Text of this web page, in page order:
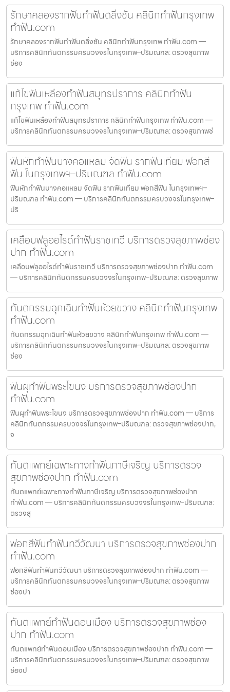
รักษาคลองรากฟันทำฟันตลิ่งชัน คลินิกทำฟันกรุงเทพ
ทำฟัน.com
รักษาคลองรากฟันทำฟันตลิ่งชัน คลินิกทำฟันกรุงเทพ ทำฟัน.com —
บริการคลินิกทันตกรรมครบวงจรในกรุงเทพ–ปริมณฑล: ตรวจสุขภาพ
ช่อง
แก้ไขฟันเหลืองทำฟันสมุทรปราการ คลินิกทำฟัน
กรุงเทพ ทำฟัน.com
แก้ไขฟันเหลืองทำฟันสมุทรปราการ คลินิกทำฟันกรุงเทพ ทำฟัน.com —
บริการคลินิกทันตกรรมครบวงจรในกรุงเทพ–ปริมณฑล: ตรวจสุขภาพช่
ฟันหักทำฟันบางคอแหลม จัดฟัน รากฟันเทียม ฟอกสี
ฟัน ในกรุงเทพฯ–ปริมณฑล ทำฟัน.com
ฟันหักทำฟันบางคอแหลม จัดฟัน รากฟันเทียม ฟอกสีฟัน ในกรุงเทพฯ–
ปริมณฑล ทำฟัน.com — บริการคลินิกทันตกรรมครบวงจรในกรุงเทพ–
ปริ
เคลือบฟลูออไรด์ทำฟันราชเทวี บริการตรวจสุขภาพช่อง
ปาก ทำฟัน.com
เคลือบฟลูออไรด์ทำฟันราชเทวี บริการตรวจสุขภาพช่องปาก ทำฟัน.com
— บริการคลินิกทันตกรรมครบวงจรในกรุงเทพ–ปริมณฑล: ตรวจสุขภาพ
ทันตกรรมฉุกเฉินทำฟันห้วยขวาง คลินิกทำฟันกรุงเทพ
ทำฟัน.com
ทันตกรรมฉุกเฉินทำฟันห้วยขวาง คลินิกทำฟันกรุงเทพ ทำฟัน.com —
บริการคลินิกทันตกรรมครบวงจรในกรุงเทพ–ปริมณฑล: ตรวจสุขภาพ
ช่อง
ฟันผุทำฟันพระโขนง บริการตรวจสุขภาพช่องปาก
ทำฟัน.com
ฟันผุทำฟันพระโขนง บริการตรวจสุขภาพช่องปาก ทำฟัน.com — บริการ
คลินิกทันตกรรมครบวงจรในกรุงเทพ–ปริมณฑล: ตรวจสุขภาพช่องปาก,
จ
ทันตแพทย์เฉพาะทางทำฟันภาษีเจริญ บริการตรวจ
สุขภาพช่องปาก ทำฟัน.com
ทันตแพทย์เฉพาะทางทำฟันภาษีเจริญ บริการตรวจสุขภาพช่องปาก
ทำฟัน.com — บริการคลินิกทันตกรรมครบวงจรในกรุงเทพ–ปริมณฑล:
ตรวจสุ
ฟอกสีฟันทำฟันทวีวัฒนา บริการตรวจสุขภาพช่องปาก
ทำฟัน.com
ฟอกสีฟันทำฟันทวีวัฒนา บริการตรวจสุขภาพช่องปาก ทำฟัน.com —
บริการคลินิกทันตกรรมครบวงจรในกรุงเทพ–ปริมณฑล: ตรวจสุขภาพ
ช่องปา
ทันตแพทย์ทำฟันดอนเมือง บริการตรวจสุขภาพช่อง
ปาก ทำฟัน.com
ทันตแพทย์ทำฟันดอนเมือง บริการตรวจสุขภาพช่องปาก ทำฟัน.com —
บริการคลินิกทันตกรรมครบวงจรในกรุงเทพ–ปริมณฑล: ตรวจสุขภาพ
ช่องป